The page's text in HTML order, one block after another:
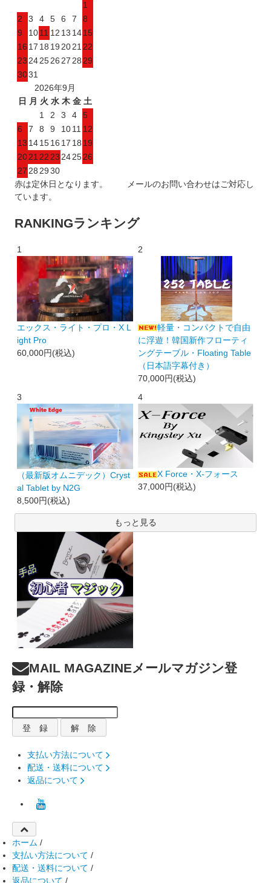
1
2
3 4 5 6 7
8
9
1011 12 13 1415
16 17 18 19 2021 22
23 242526 27 28 29
3031
2026年9月
日
月 火 水 木 金 土
1
2 3 4
5
6
7 8 9 1011 12
13 141516 17 18 19
2021 22 23 242526
27 28 2930
赤は定休日となります。 メールのお問い合わせはご対応し
ています。
RANKINGランキング
1
エックス・ライト・プロ・X L
ight Pro
60,000円(税込)
2
軽量・コンパクトで自由
に浮遊！韓国新作フローティ
ングテーブル・Floating Table
（日本語字幕付き）
70,000円(税込)
3
（最新版オムニデック）Cryst
al Tablet by N2G
8,500円(税込)
4
X Force・X-フォース
37,000円(税込)
もっと見る
MAIL MAGAZINEメールマガジン登
録・解除
支払い方法について
配送・送料について
返品について
ホーム /
支払い方法について /
配送・送料について /
返品について /